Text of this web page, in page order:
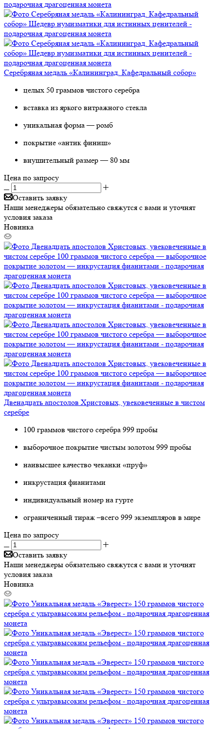
Серебряная медаль «Калининград. Кафедральный собор»
целых 50 граммов чистого серебра
вставка из яркого витражного стекла
уникальная форма — ромб
покрытие «антик финиш»
внушительный размер — 80 мм
Цена по запросу
Оставить заявку
Наши менеджеры обязательно свяжутся с вами и уточнят
условия заказа
Новинка
Двенадцать апостолов Христовых, увековеченные в чистом
серебре
100 граммов чистого серебра 999 пробы
выборочное покрытие чистым золотом 999 пробы
наивысшее качество чеканки «пруф»
инкрустация фианитами
индивидуальный номер на гурте
ограниченный тираж –всего 999 экземпляров в мире
Цена по запросу
Оставить заявку
Наши менеджеры обязательно свяжутся с вами и уточнят
условия заказа
Новинка